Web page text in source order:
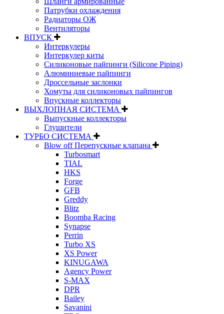
Патрубки охлаждения
Радиаторы ОЖ
Вентиляторы
ВПУСК
Интеркулеры
Интеркулер киты
Силиконовые пайпинги (Silicone Piping)
Алюминиевые пайпинги
Дроссельные заслонки
Хомуты для силиконовых пайпингов
Впускные коллекторы
ВЫХЛОПНАЯ СИСТЕМА
Выпускные коллекторы
Глушители
ТУРБО СИСТЕМА
Blow off Перепускные клапана
Turbosmart
TIAL
HKS
Forge
GFB
Greddy
Blitz
Boomba Racing
Synapse
Perrin
Turbo XS
XS Power
KINUGAWA
Agency Power
S-MAX
DPR
Bailey
Savanini